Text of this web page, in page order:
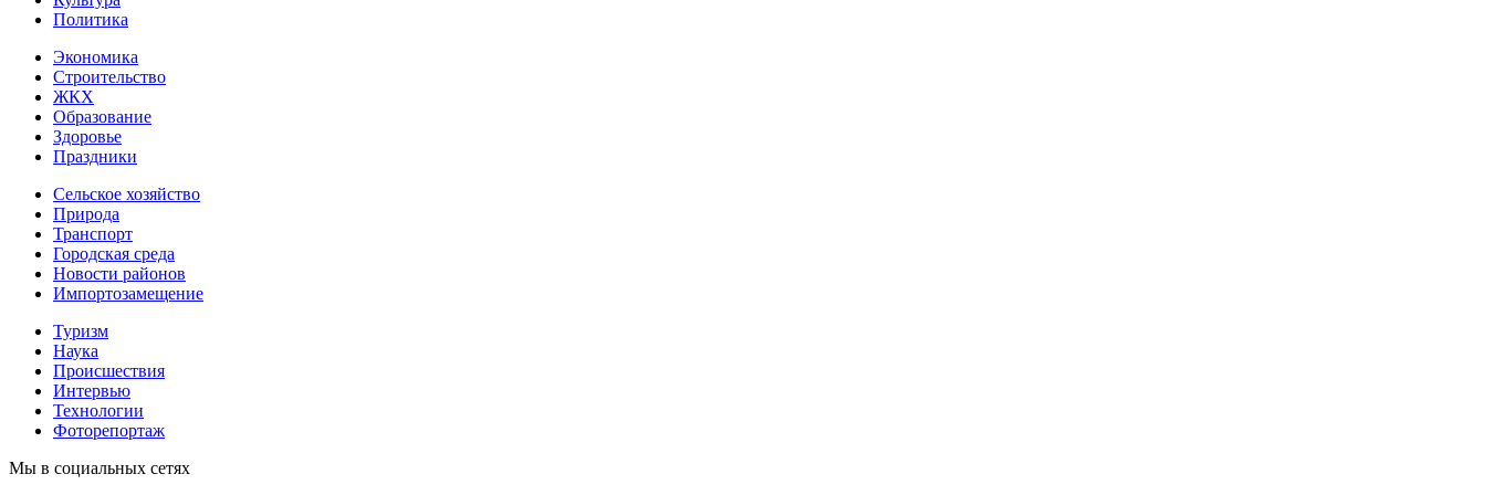
Политика
Экономика
Строительство
ЖКХ
Образование
Здоровье
Праздники
Сельское хозяйство
Природа
Транспорт
Городская среда
Новости районов
Импортозамещение
Туризм
Наука
Происшествия
Интервью
Технологии
Фоторепортаж
Мы в социальных сетях